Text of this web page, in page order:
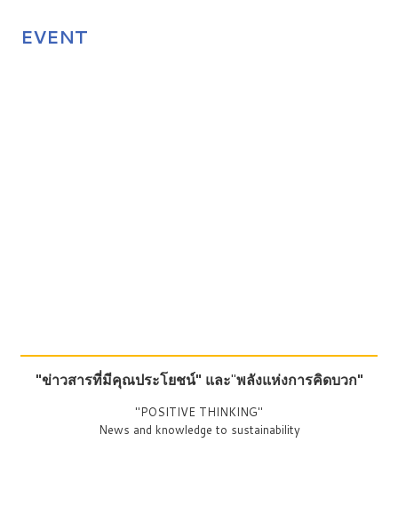
EVENT
"ข่าวสารที่มีคุณประโยชน์" และ"พลังแห่งการคิดบวก"
"POSITIVE THINKING"
News and knowledge to sustainability